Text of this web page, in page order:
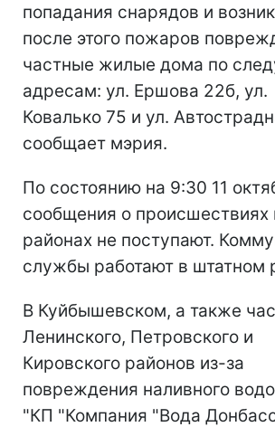
попадания снарядов и
после этого пожаров
частные жилые дома по
адресам: ул. Ершова 22б, ул.
Ковалько 75 и ул.
сообщает мэрия.
По состоянию на 9:30 11
сообщения о происшествиях
районах не поступают.
службы работают в штатном
В Куйбышевском, а также
Ленинского, Петровского и
Кировского районов из-за
повреждения наливного
"КП "Компания "Вода